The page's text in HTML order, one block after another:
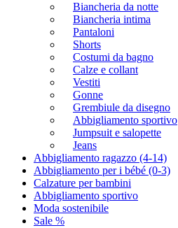
Biancheria da notte
Biancheria intima
Pantaloni
Shorts
Costumi da bagno
Calze e collant
Vestiti
Gonne
Grembiule da disegno
Abbigliamento sportivo
Jumpsuit e salopette
Jeans
Abbigliamento ragazzo (4-14)
Abbigliamento per i bébé (0-3)
Calzature per bambini
Abbigliamento sportivo
Moda sostenibile
Sale %